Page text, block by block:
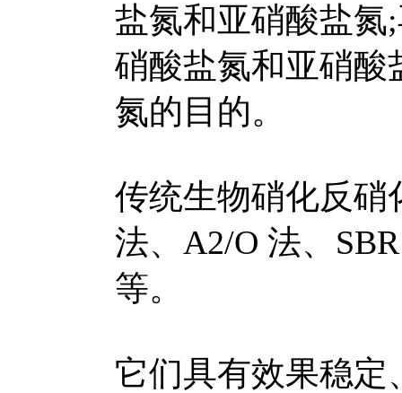
盐氮和亚硝酸盐氮
硝酸盐氮和亚硝酸
氮的目的。
传统生物硝化反硝
法、A2/O 法、
等。
它们具有效果稳定